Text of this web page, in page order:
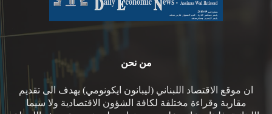
من نحن
ان موقع الاقتصاد اللبناني (ليبانون ايكونومي) يهدف الى تقديم
مقاربة وقراءة مختلفة لكافة الشؤون الاقتصادية ولا سيما